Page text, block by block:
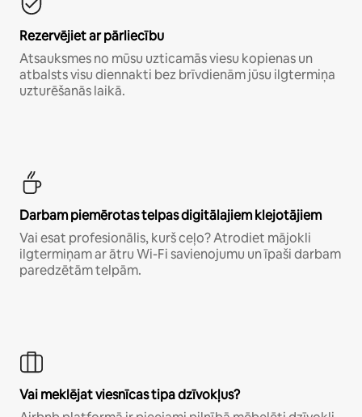
Rezervējiet ar pārliecību
Atsauksmes no mūsu uzticamās viesu kopienas un
atbalsts visu diennakti bez brīvdienām jūsu ilgtermiņa
uzturēšanās laikā.
Darbam piemērotas telpas digitālajiem klejotājiem
Vai esat profesionālis, kurš ceļo? Atrodiet mājokli
ilgtermiņam ar ātru Wi-Fi savienojumu un īpaši darbam
paredzētām telpām.
Vai meklējat viesnīcas tipa dzīvokļus?